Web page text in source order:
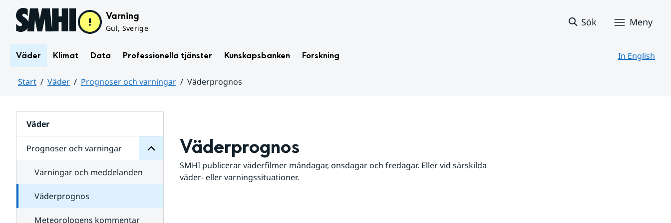
Hoppa till sidans innehåll Varning
Gul, Sverige
Sök Meny
Väder Klimat Data Professionella tjänster Kunskapsbanken Forskning In English
Start Väder Prognoser och varningar
Väderprognos
Väder
Prognoser och varningar
för
varningar
Varningar och meddelanden
Väderprognos
Meteorologens kommentar
Väderprognos
SMHI publicerar väderfilmer måndagar, onsdagar och fredagar. Eller vid särskilda
väder- eller varningssituationer.